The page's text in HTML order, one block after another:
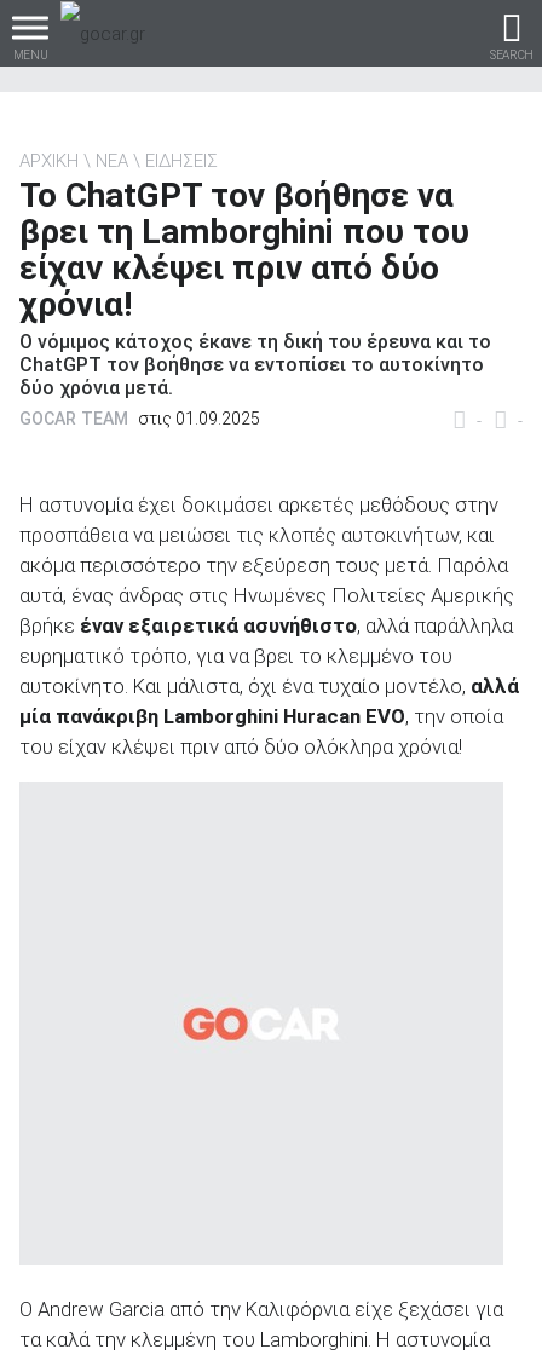
MENU SEARCH
Βρες τα πάντα για το
αυτοκίνητο!
βρες το!
Καινούρια
ΑΝΑΖΗΤΗΣΗ
Μεταχειρισμένα
Επιχειρήσεις
ΑΡΧΙΚΗ ΝΕΑ ΕΙΔΗΣΕΙΣ
To ChatGPT τον βοήθησε να
βρει τη Lamborghini που του
είχαν κλέψει πριν από δύο
χρόνια!
Ο νόμιμος κάτοχος έκανε τη δική του έρευνα και το
ChatGPT τον βοήθησε να εντοπίσει το αυτοκίνητο
δύο χρόνια μετά.
- -
GOCAR TEAM στις 01.09.2025
Η αστυνομία έχει δοκιμάσει αρκετές μεθόδους στην
προσπάθεια να μειώσει τις κλοπές αυτοκινήτων, και
ακόμα περισσότερο την εξεύρεση τους μετά. Παρόλα
αυτά, ένας άνδρας στις Ηνωμένες Πολιτείες Αμερικής
βρήκε έναν εξαιρετικά ασυνήθιστο, αλλά παράλληλα
ευρηματικό τρόπο, για να βρει το κλεμμένο του
αυτοκίνητο. Και μάλιστα, όχι ένα τυχαίο μοντέλο, αλλά
μία πανάκριβη Lamborghini Huracan EVO, την οποία
του είχαν κλέψει πριν από δύο ολόκληρα χρόνια!
Ο Andrew Garcia από την Καλιφόρνια είχε ξεχάσει για
τα καλά την κλεμμένη του Lamborghini. Η αστυνομία